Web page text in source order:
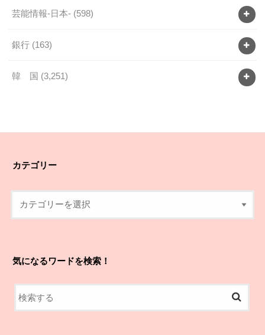
芸能情報-日本- (598)
銀行 (163)
韓 国 (3,251)
カテゴリー
気になるワードを検索！